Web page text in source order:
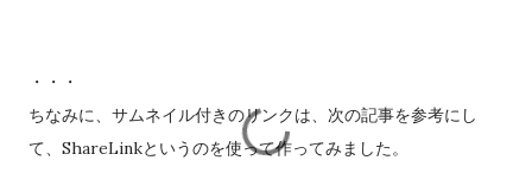
・・・
ちなみに、サムネイル付きのリンクは、次の記事を参考にし
て、ShareLinkというのを使って作ってみました。